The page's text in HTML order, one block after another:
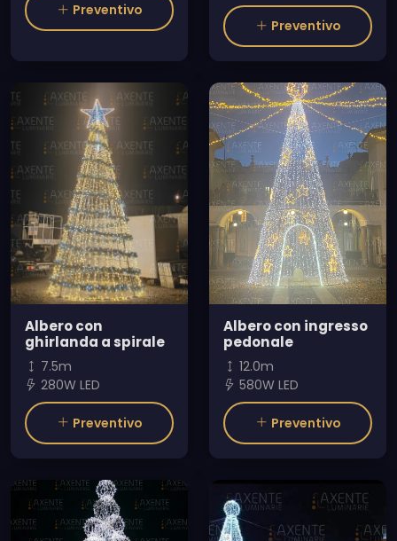
Preventivo
Preventivo
Albero con
ghirlanda a spirale
7.5m
280W LED
Preventivo
Albero con ingresso
pedonale
12.0m
580W LED
Preventivo